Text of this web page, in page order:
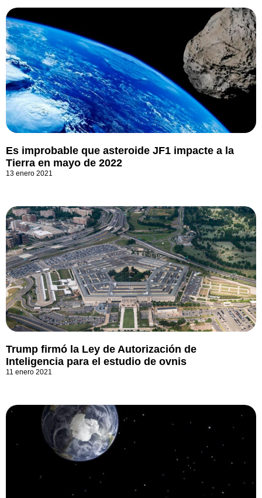
Es improbable que asteroide JF1 impacte a la
Tierra en mayo de 2022
13 enero 2021
Trump firmó la Ley de Autorización de
Inteligencia para el estudio de ovnis
11 enero 2021